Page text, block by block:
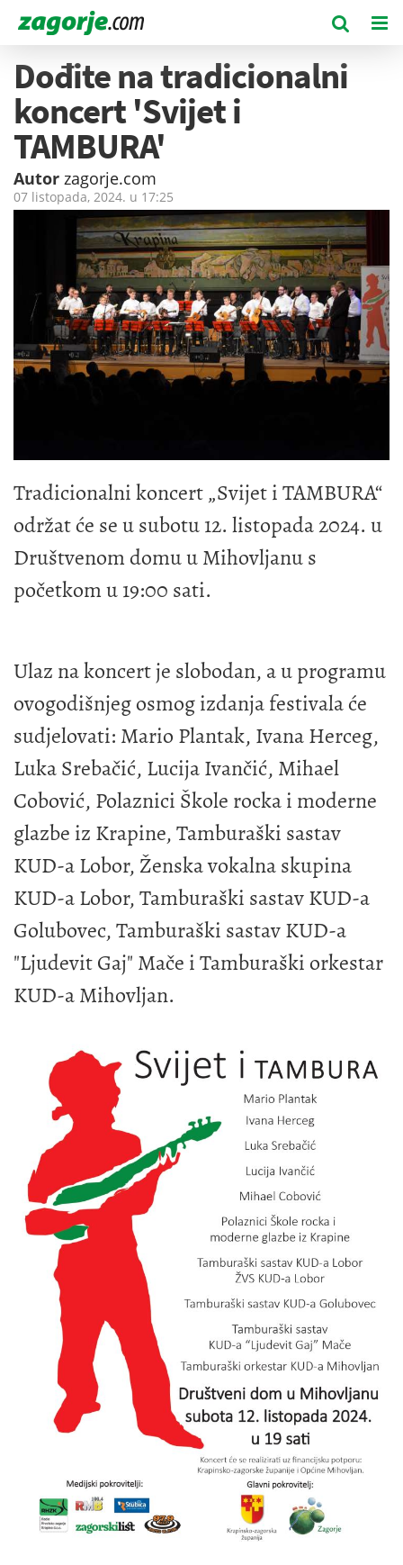
Dođite na tradicionalni
koncert 'Svijet i
TAMBURA'
Autor zagorje.com
07 listopada, 2024. u 17:25
Tradicionalni koncert „Svijet i TAMBURA“
održat će se u subotu 12. listopada 2024. u
Društvenom domu u Mihovljanu s
početkom u 19:00 sati.
Ulaz na koncert je slobodan, a u programu
ovogodišnjeg osmog izdanja festivala će
sudjelovati: Mario Plantak, Ivana Herceg,
Luka Srebačić, Lucija Ivančić, Mihael
Cobović, Polaznici Škole rocka i moderne
glazbe iz Krapine, Tamburaški sastav
KUD-a Lobor, Ženska vokalna skupina
KUD-a Lobor, Tamburaški sastav KUD-a
Golubovec, Tamburaški sastav KUD-a
"Ljudevit Gaj" Mače i Tamburaški orkestar
KUD-a Mihovljan.